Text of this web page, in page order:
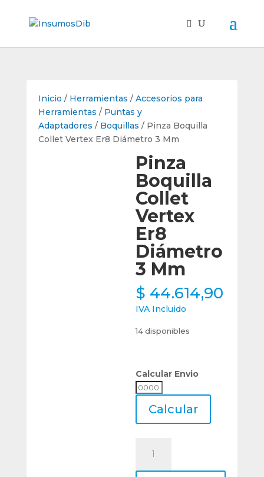
Inicio / Herramientas / Accesorios para
Herramientas / Puntas y
Adaptadores / Boquillas / Pinza Boquilla
Collet Vertex Er8 Diámetro 3 Mm
Pinza
Boquilla
Collet
Vertex
Er8
Diámetro
3 Mm
$ 44.614,90
IVA Incluido
14 disponibles
Calcular Envio
Calcular
Calcular
Boquilla
Collet